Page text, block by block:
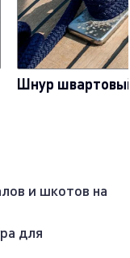
Шнур
и шкотов на
для